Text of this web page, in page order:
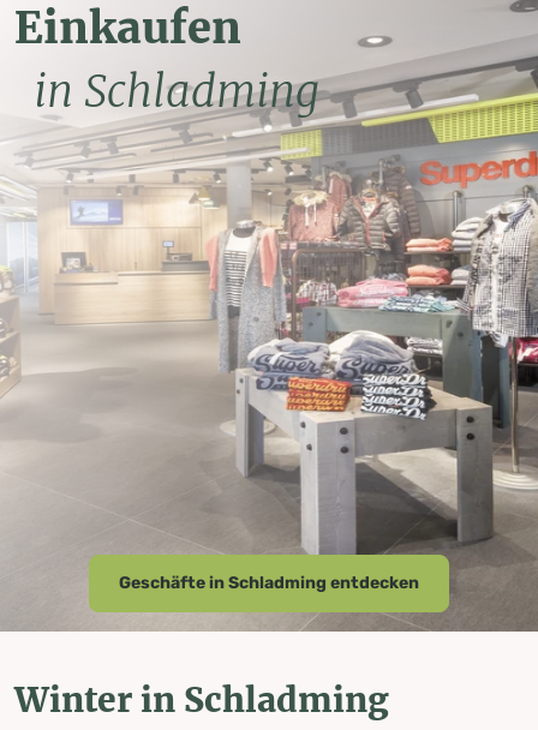
Einkaufen
in Schladming
Geschäfte in Schladming entdecken
Winter in Schladming